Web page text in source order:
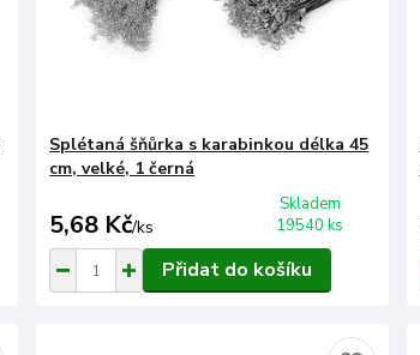
Splétaná šňůrka s karabinkou délka 45
cm, velké, 1 černá
5,68 Kč/ks
Skladem
19540 ks
Přidat do košíku